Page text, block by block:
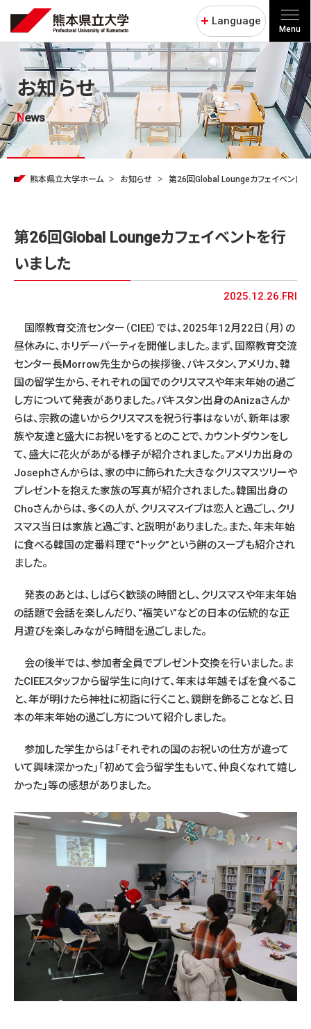
Language
Menu
お知らせ
News
熊本県立大学ホーム お知らせ 第26回Global Loungeカフェイベントを
第26回Global Loungeカフェイベントを行
いました
2025.12.26.FRI
国際教育交流センター（CIEE）では、2025年12月22日（月）の
昼休みに、ホリデーパーティを開催しました。まず、国際教育交流
センター長Morrow先生からの挨拶後、パキスタン、アメリカ、韓
国の留学生から、それぞれの国でのクリスマスや年末年始の過ご
し方について発表がありました。パキスタン出身のAnizaさんか
らは、宗教の違いからクリスマスを祝う行事はないが、新年は家
族や友達と盛大にお祝いをするとのことで、カウントダウンをし
て、盛大に花火があがる様子が紹介されました。アメリカ出身の
Josephさんからは、家の中に飾られた大きなクリスマスツリーや
プレゼントを抱えた家族の写真が紹介されました。韓国出身の
Choさんからは、多くの人が、クリスマスイブは恋人と過ごし、クリ
スマス当日は家族と過ごす、と説明がありました。また、年末年始
に食べる韓国の定番料理で“トック”という餅のスープも紹介され
ました。
発表のあとは、しばらく歓談の時間とし、クリスマスや年末年始
の話題で会話を楽しんだり、“福笑い”などの日本の伝統的な正
月遊びを楽しみながら時間を過ごしました。
会の後半では、参加者全員でプレゼント交換を行いました。ま
たCIEEスタッフから留学生に向けて、年末は年越そばを食べるこ
と、年が明けたら神社に初詣に行くこと、鏡餅を飾ることなど、日
本の年末年始の過ごし方について紹介しました。
参加した学生からは「それぞれの国のお祝いの仕方が違って
いて興味深かった」「初めて会う留学生もいて、仲良くなれて嬉し
かった」等の感想がありました。